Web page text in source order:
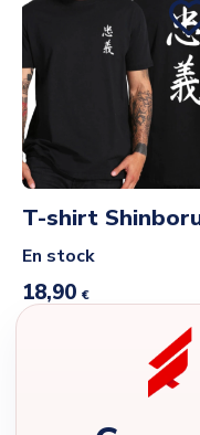
T-shirt
En stock
18,90 €